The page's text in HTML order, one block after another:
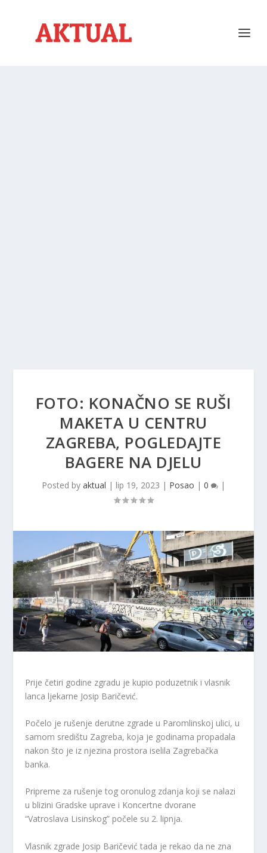
FOTO: KONAČNO SE RUŠI
MAKETA U CENTRU
ZAGREBA, POGLEDAJTE
BAGERE NA DJELU
Posted by aktual | lip 19, 2023 | Posao | 0 |
Prije četiri godine zgradu je kupio poduzetnik i vlasnik
lanca ljekarne Josip Baričević.
Počelo je rušenje derutne zgrade u Paromlinskoj ulici, u
samom središtu Zagreba, koja je godinama propadala
nakon što je iz njezina prostora iselila Zagrebačka
banka.
Pripreme za rušenje tog oronulog zdanja koji se nalazi
u blizini Gradske uprave i Koncertne dvorane
“Vatroslava Lisinskog” počele su 2. lipnja.
Vlasnik zgrade Josip Baričević tada je rekao da ne zna